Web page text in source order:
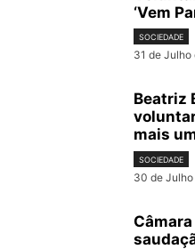
‘Vem
SOCIEDADE
31 de Julho
Beatriz
mais
SOCIEDADE
30 de